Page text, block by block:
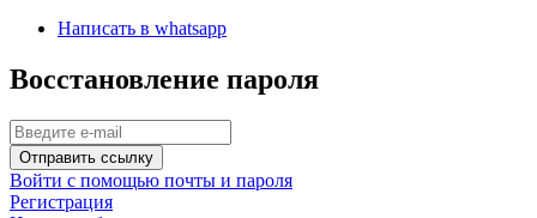
Написать в whatsapp
Восстановление пароля
Отправить ссылку
Войти с помощью почты и пароля
Регистрация